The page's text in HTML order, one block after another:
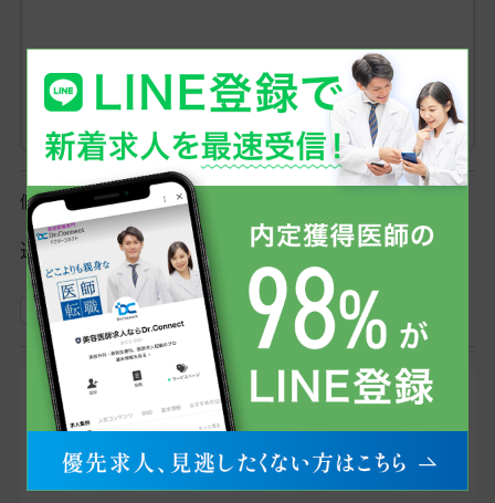
個人情報保護方針
送信の前に、個人情報保護方針をご一読ください。
上記の個人情報保護方針に同意する
登録したメールアドレスへ、当社からのメール
（@dr-connect.jp）をお送りします。そのため「ドメ
イン指定受信/拒否設定」を利用されている方は受
け取れるようにお願いします。